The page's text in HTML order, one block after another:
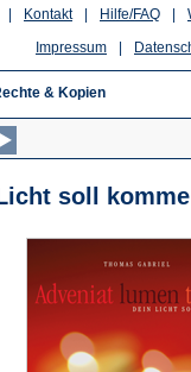
Hilfe/FAQ
Kontakt
Impressum
& Kopien
soll